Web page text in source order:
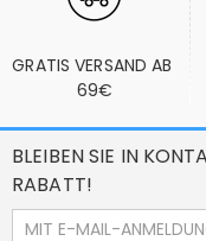
GRATIS VERSAND AB
69€
BLEIBEN SIE IN
RABATT!